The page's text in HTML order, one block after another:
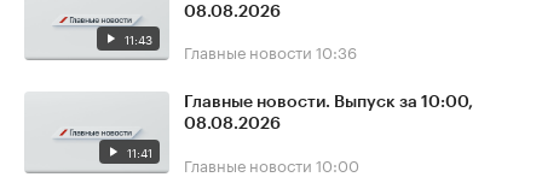
11:43
08.08.2026
Главные новости 10:36
11:41
Главные новости. Выпуск за 10:00,
08.08.2026
Главные новости 10:00